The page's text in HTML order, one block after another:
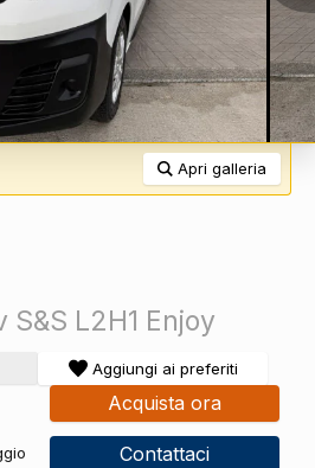
Apri galleria
S&S L2H1 Enjoy
Aggiungi ai preferiti
Acquista ora
Contattaci